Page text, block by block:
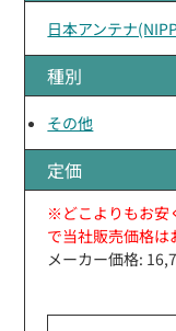
日本アンテナ
種別
その他
定価
※どこよりもお安
で当社販売価格は
メーカー価格: